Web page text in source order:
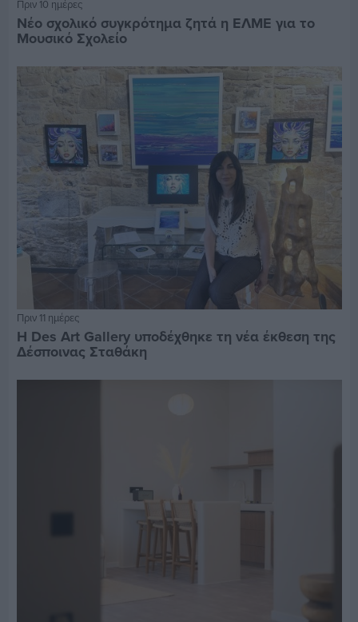
Πριν 10 ημέρες
Νέο σχολικό συγκρότημα ζητά η ΕΛΜΕ για το
Μουσικό Σχολείο
Πριν 11 ημέρες
Η Des Art Gallery υποδέχθηκε τη νέα έκθεση της
Δέσποινας Σταθάκη